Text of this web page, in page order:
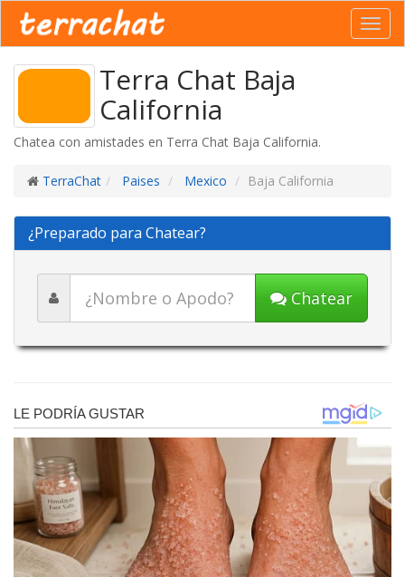
Terra Chat Baja
California
Chatea con amistades en Terra Chat Baja California.
TerraChat Paises Mexico Baja California
¿Preparado para Chatear?
Chatear